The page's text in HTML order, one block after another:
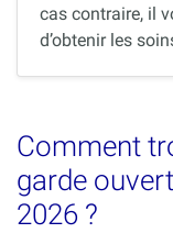
cas contraire, il
d’obtenir les
Comment
garde
2026 ?